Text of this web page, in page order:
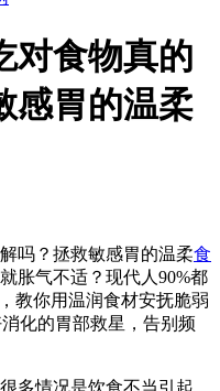
对食物真的
感胃的温柔
吗？拯救敏感胃的温柔食
胀气不适？现代人90%都
教你用温润食材安抚脆弱
化的胃部救星，告别频
多情况是饮食不当引起